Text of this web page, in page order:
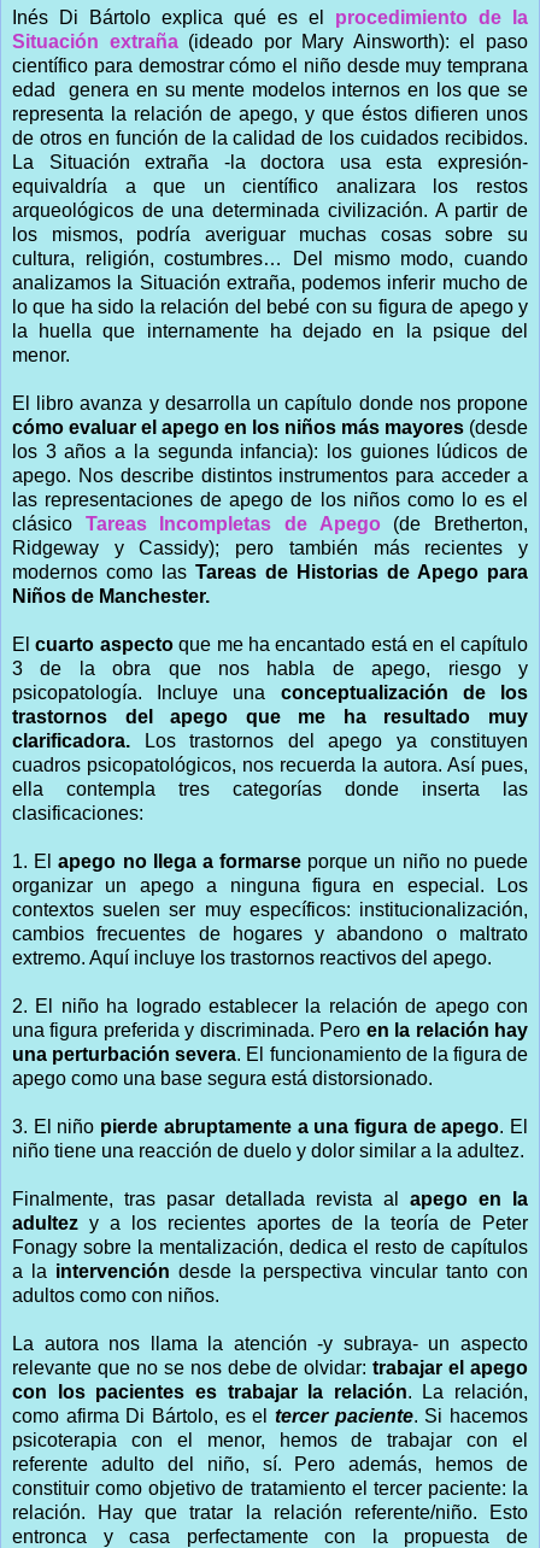
Inés Di Bártolo explica qué es el procedimiento de la
Situación extraña (ideado por Mary Ainsworth): el paso
científico para demostrar cómo el niño desde muy temprana
edad genera en su mente modelos internos en los que se
representa la relación de apego, y que éstos difieren unos
de otros en función de la calidad de los cuidados recibidos.
La Situación extraña -la doctora usa esta expresión-
equivaldría a que un científico analizara los restos
arqueológicos de una determinada civilización. A partir de
los mismos, podría averiguar muchas cosas sobre su
cultura, religión, costumbres… Del mismo modo, cuando
analizamos la Situación extraña, podemos inferir mucho de
lo que ha sido la relación del bebé con su figura de apego y
la huella que internamente ha dejado en la psique del
menor.
El libro avanza y desarrolla un capítulo donde nos propone
cómo evaluar el apego en los niños más mayores (desde
los 3 años a la segunda infancia): los guiones lúdicos de
apego. Nos describe distintos instrumentos para acceder a
las representaciones de apego de los niños como lo es el
clásico Tareas Incompletas de Apego(de Bretherton,
Ridgeway y Cassidy); pero también más recientes y
modernos como las Tareas de Historias de Apego para
Niños de Manchester.
Elcuarto aspectoque me ha encantado está en el capítulo
3 de la obra que nos habla de apego, riesgo y
psicopatología. Incluye una conceptualización de los
trastornos del apego que me ha resultado muy
clarificadora. Los trastornos del apego ya constituyen
cuadros psicopatológicos, nos recuerda la autora. Así pues,
ella contempla tres categorías donde inserta las
clasificaciones:
1. Elapego no llega a formarse porque un niño no puede
organizar un apego a ninguna figura en especial. Los
contextos suelen ser muy específicos: institucionalización,
cambios frecuentes de hogares y abandono o maltrato
extremo. Aquí incluye los trastornos reactivos del apego.
2. El niño ha logrado establecer la relación de apego con
una figura preferida y discriminada. Pero en la relación hay
una perturbación severa. El funcionamiento de la figura de
apego como una base segura está distorsionado.
3. El niño pierde abruptamente a una figura de apego. El
niño tiene una reacción de duelo y dolor similar a la adultez.
Finalmente, tras pasar detallada revista al apego en la
adultez y a los recientes aportes de la teoría de Peter
Fonagy sobre la mentalización, dedica el resto de capítulos
a la intervención desde la perspectiva vincular tanto con
adultos como con niños.
La autora nos llama la atención -y subraya- un aspecto
relevante que no se nos debe de olvidar:trabajar el apego
con los pacientes es trabajar la relación. La relación,
como afirma Di Bártolo, es el tercer paciente. Si hacemos
psicoterapia con el menor, hemos de trabajar con el
referente adulto del niño, sí. Pero además, hemos de
constituir como objetivo de tratamiento el tercer paciente: la
relación. Hay que tratar la relación referente/niño. Esto
entronca y casa perfectamente con la propuesta de